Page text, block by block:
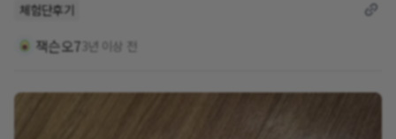
체험단후기
잭슨오7 3년 이상 전